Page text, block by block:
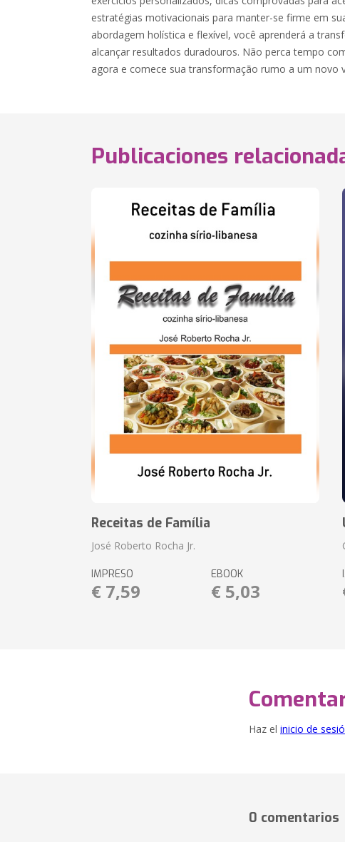
estratégias motivacionais para manter-se firme em
abordagem holística e flexível, você aprenderá a
alcançar resultados duradouros. Não perca tempo
agora e comece sua transformação rumo a um novo
Publicaciones
Receitas de Família
José Roberto Rocha Jr.
IMPRESO
€ 7,59
EBOOK
€ 5,03
Haz el inicio de
0 comentarios